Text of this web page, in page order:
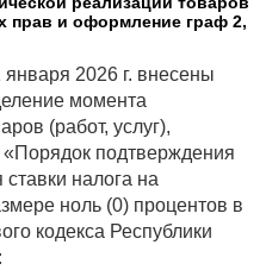
в
активы
(IAS) 1,
54,
«q», «r»
итогом.
прав и оформление граф 2,
2026 г. внесены
момента
(работ, услуг),
«Порядок подтверждения
налога на
ноль (0) процентов в
кодекса Республики